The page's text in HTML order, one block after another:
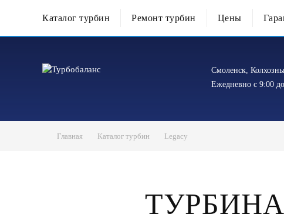
Каталог турбин Ремонт турбин Цены
Смоленск,
Ежедневно с 9:00
Главная Каталог турбин Legacy
ТУРБИНА